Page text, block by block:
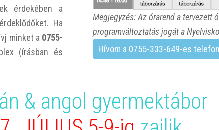
érdekében a
Ha
minket a 0755-
(írásban és
Megjegyzés: Az órarend a tervezett
programváltoztatás jogát a
Hívom a 0755-333-649-es
& angol gyermektábor